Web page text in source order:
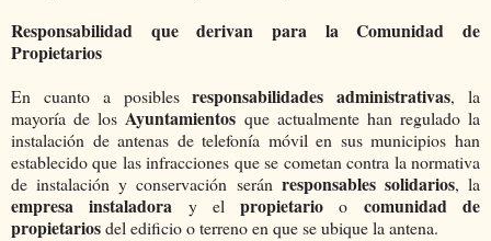
Responsabilidad que derivan para la Comunidad de
Propietarios
En cuanto a posiblesresponsabilidades administrativas, la
mayoría de los Ayuntamientos que actualmente han regulado la
instalación de antenas de telefonía móvil en sus municipios han
establecido que las infracciones que se cometan contra la normativa
de instalación y conservación serán responsables solidarios, la
empresa instaladora y elpropietarioo comunidad de
propietariosdel edificio o terreno en que se ubique la antena.